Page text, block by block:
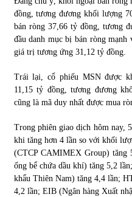
đồng, tương đương khối lượng
bán ròng 37,66 tỷ đồng, tương
đầu danh mục bị bán ròng
giá trị tương ứng 31,12 tỷ đồng.
Trái lại, cổ phiếu MSN được
11,15 tỷ đồng, tương đương
cũng là mã duy nhất được mua
Trong phiên giao dịch hôm nay,
khi tăng hơn 4 lần so với khối
(CTCP CAMIMEX Group) tăng
ống bể chứa dầu khí) tăng 5,2
khẩu Thiên Nam) tăng 4,4 lần;
4,2 lần; EIB (Ngân hàng Xuất